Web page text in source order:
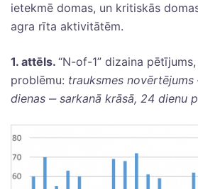
ietekmē domas, un kritiskās
agra rīta aktivitātēm.
1. attēls. “N-of-1” dizaina
problēmu: trauksmes novērtējums
dienas ‒sarkanā krāsā, 24 dienu